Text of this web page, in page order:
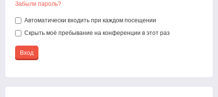
Забыли пароль?
Автоматически входить при каждом посещении
Скрыть моё пребывание на конференции в этот раз